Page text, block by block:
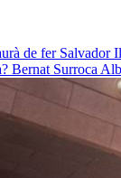
de fer Salvador
Bernat Surroca